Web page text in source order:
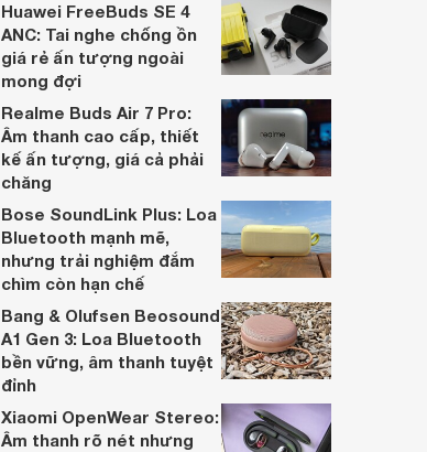
Huawei FreeBuds SE 4
ANC: Tai nghe chống ồn
giá rẻ ấn tượng ngoài
mong đợi
Realme Buds Air 7 Pro:
Âm thanh cao cấp, thiết
kế ấn tượng, giá cả phải
chăng
Bose SoundLink Plus: Loa
Bluetooth mạnh mẽ,
nhưng trải nghiệm đắm
chìm còn hạn chế
Bang & Olufsen Beosound
A1 Gen 3: Loa Bluetooth
bền vững, âm thanh tuyệt
đỉnh
Xiaomi OpenWear Stereo:
Âm thanh rõ nét nhưng